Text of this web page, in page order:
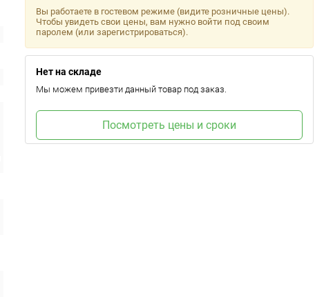
Вы работаете в гостевом режиме (видите розничные цены).
Чтобы увидеть свои цены, вам нужно войти под своим
паролем (или зарегистрироваться).
Нет на складе
Мы можем привезти данный товар под заказ.
Посмотреть цены и сроки